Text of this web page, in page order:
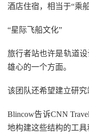
酒店住宿，相当于“乘
“星际飞船文化”
旅行者站也许是轨道
雄心的一个方面。
该团队还希望建立研究
Blincow告诉CNN
地构建这些结构的工具